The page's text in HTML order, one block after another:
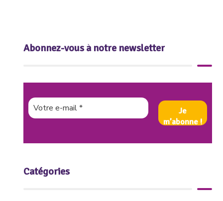
Abonnez-vous à notre newsletter
Catégories